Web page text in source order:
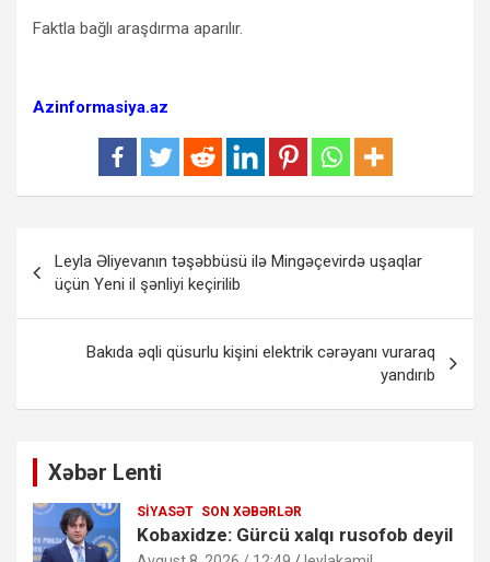
Faktla bağlı araşdırma aparılır.
Azinformasiya.az
naviqasiyası
Leyla Əliyevanın təşəbbüsü ilə Mingəçevirdə uşaqlar
üçün Yeni il şənliyi keçirilib
Bakıda əqli qüsurlu kişini elektrik cərəyanı vuraraq
yandırıb
Xəbər Lenti
SIYASƏT SON XƏBƏRLƏR
Kobaxidze: Gürcü xalqı rusofob deyil